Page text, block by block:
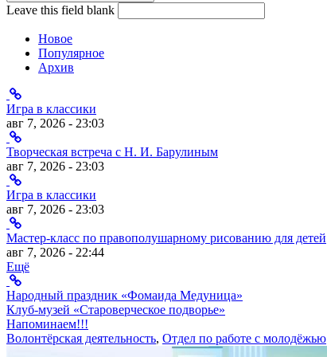
Leave this field blank
Новое
Популярное
Архив
Игра в классики
авг 7, 2026 - 23:03
Творческая встреча с Н. И. Барулиным
авг 7, 2026 - 23:03
Игра в классики
авг 7, 2026 - 23:03
Мастер-класс по правополушарному рисованию для детей
авг 7, 2026 - 22:44
Ещё
Народный праздник «Фомаида Медуница»
Клуб-музей «Староверческое подворье»
Напоминаем!!!
Волонтёрская деятельность, Отдел по работе с молодёжью